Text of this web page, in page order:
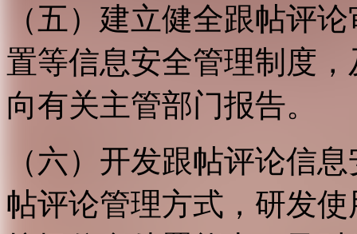
（五）建立健全跟帖评
置等信息安全管理制度
向有关主管部门报告。
（六）开发跟帖评论信
帖评论管理方式，研发